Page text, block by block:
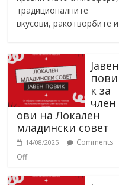
традиционалните
вкусови, ракотворбите и
Јавен
пови
к за
член
ови на Локален
младински совет
14/08/2025
Comments
Off